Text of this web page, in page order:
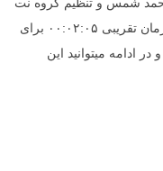
شمس و تنظیم گروه نت
دونی در یک ویدیو آموزشی با فرمت MP4 و زمان تقریبی ۰۰:۰۲:۰۵ برای
ادامه میتوانید این